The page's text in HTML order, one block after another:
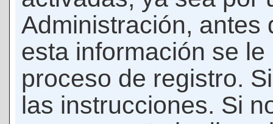
Administración, antes
esta información se
proceso de registro.
las instrucciones. Si